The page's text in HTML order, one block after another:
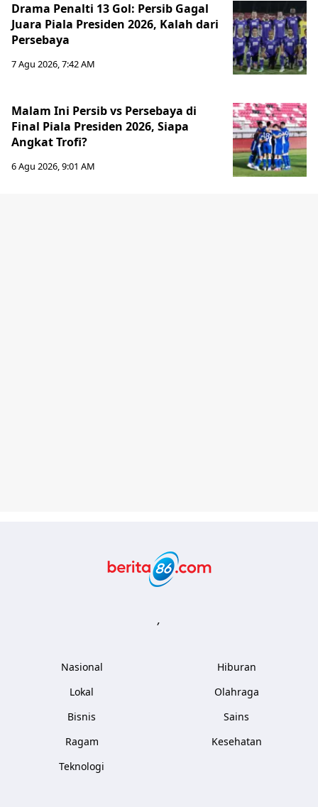
Drama Penalti 13 Gol: Persib Gagal
Juara Piala Presiden 2026, Kalah dari
Persebaya
7 Agu 2026, 7:42 AM
Malam Ini Persib vs Persebaya di
Final Piala Presiden 2026, Siapa
Angkat Trofi?
6 Agu 2026, 9:01 AM
,
Nasional
Lokal
Bisnis
Ragam
Teknologi
Hiburan
Olahraga
Sains
Kesehatan